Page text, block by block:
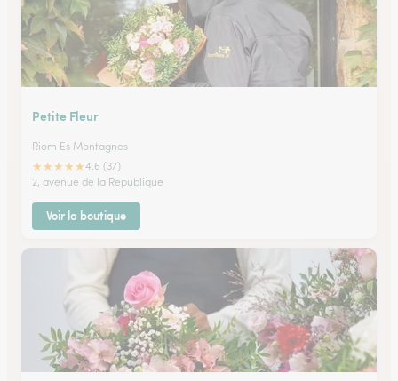
Petite Fleur
Riom Es Montagnes
★★★★★4.6 (37)
2, avenue de la Republique
Voir la boutique